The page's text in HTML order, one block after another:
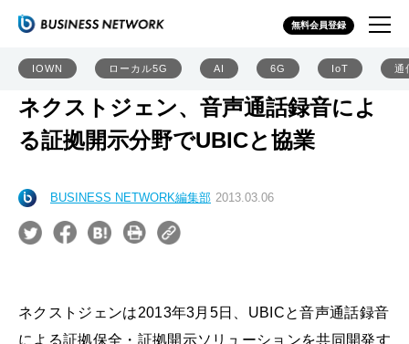
無料会員登録
IOWN ローカル5G AI 6G IoT 通
ネクストジェン、音声通話録音によ
る証拠開示分野でUBICと協業
BUSINESS NETWORK編集部 2013.03.06
ネクストジェンは2013年3月5日、UBICと音声通話録音
による証拠保全・証拠開示ソリューションを共同開発す